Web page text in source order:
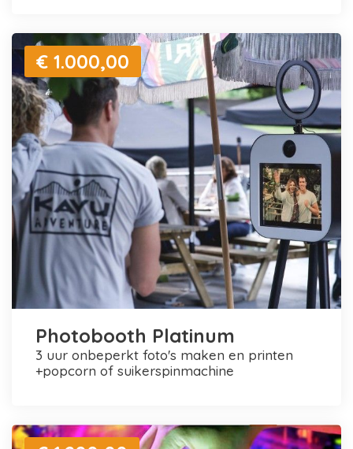
€ 1.000,00
Photobooth Platinum
3 uur onbeperkt foto's maken en printen
+popcorn of suikerspinmachine